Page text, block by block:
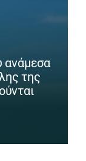
ανάμεσα
της